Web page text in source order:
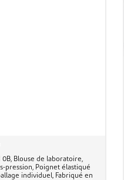
0B, Blouse de laboratoire,
pression, Poignet élastiqué
individuel, Fabriqué en